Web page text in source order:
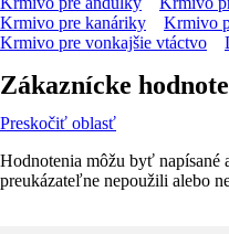
Krmivo pre kanáriky
Krmivo
Krmivo pre vonkajšie vtáctvo
Zákaznícke
Preskočiť oblasť
Hodnotenia môžu byť napísané
preukázateľne nepoužili alebo